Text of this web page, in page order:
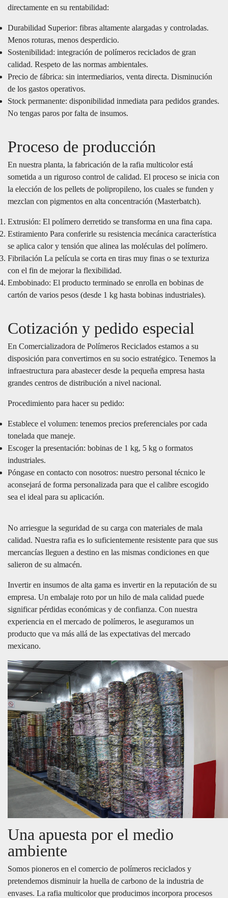
directamente en su rentabilidad:
Durabilidad Superior: fibras altamente alargadas y controladas.
Menos roturas, menos desperdicio.
Sostenibilidad: integración de polímeros reciclados de gran
calidad. Respeto de las normas ambientales.
Precio de fábrica: sin intermediarios, venta directa. Disminución
de los gastos operativos.
Stock permanente: disponibilidad inmediata para pedidos grandes.
No tengas paros por falta de insumos.
Proceso de producción
En nuestra planta, la fabricación de la rafia multicolor está
sometida a un riguroso control de calidad. El proceso se inicia con
la elección de los pellets de polipropileno, los cuales se funden y
mezclan con pigmentos en alta concentración (Masterbatch).
Extrusión: El polímero derretido se transforma en una fina capa.
Estiramiento Para conferirle su resistencia mecánica característica
se aplica calor y tensión que alinea las moléculas del polímero.
Fibrilación La película se corta en tiras muy finas o se texturiza
con el fin de mejorar la flexibilidad.
Embobinado: El producto terminado se enrolla en bobinas de
cartón de varios pesos (desde 1 kg hasta bobinas industriales).
Cotización y pedido especial
En Comercializadora de Polímeros Reciclados estamos a su
disposición para convertirnos en su socio estratégico. Tenemos la
infraestructura para abastecer desde la pequeña empresa hasta
grandes centros de distribución a nivel nacional.
Procedimiento para hacer su pedido:
Establece el volumen: tenemos precios preferenciales por cada
tonelada que maneje.
Escoger la presentación: bobinas de 1 kg, 5 kg o formatos
industriales.
Póngase en contacto con nosotros: nuestro personal técnico le
aconsejará de forma personalizada para que el calibre escogido
sea el ideal para su aplicación.
No arriesgue la seguridad de su carga con materiales de mala
calidad. Nuestra rafia es lo suficientemente resistente para que sus
mercancías lleguen a destino en las mismas condiciones en que
salieron de su almacén.
Invertir en insumos de alta gama es invertir en la reputación de su
empresa. Un embalaje roto por un hilo de mala calidad puede
significar pérdidas económicas y de confianza. Con nuestra
experiencia en el mercado de polímeros, le aseguramos un
producto que va más allá de las expectativas del mercado
mexicano.
Una apuesta por el medio
ambiente
Somos pioneros en el comercio de polímeros reciclados y
pretendemos disminuir la huella de carbono de la industria de
envases. La rafia multicolor que producimos incorpora procesos